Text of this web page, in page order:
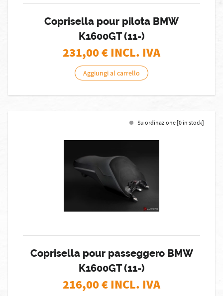
Coprisella pour pilota BMW
K1600GT (11-)
231,00€ INCL. IVA
Aggiungi al carrello
Su ordinazione [0 in stock]
Coprisella pour passeggero BMW
K1600GT (11-)
216,00€ INCL. IVA